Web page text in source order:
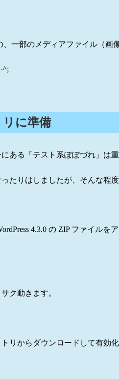
一部のメディアファイル（画
^;
リに準備
ある「テスト系ぽぽづれ」は
たりはしましたが、そんな程度
4.3.0 の ZIP ファイルを
ク動きます。
リからダウンロードして有効化